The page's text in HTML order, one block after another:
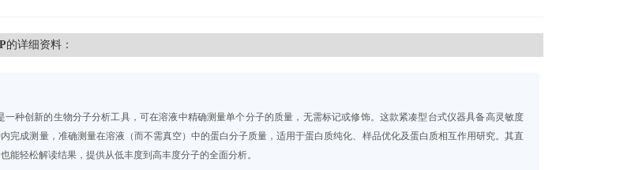
的详细资料：
一种创新的生物分子分析工具，可在溶液中精确测量单个分子的质量，无需标记或修饰。这款紧凑型台式仪器具备高灵敏度
完成测量，准确测量在溶液（而不需真空）中的蛋白分子质量，适用于蛋白质纯化、样品优化及蛋白质相互作用研究。其直
能轻松解读结果，提供从低丰度到高丰度分子的全面分析。